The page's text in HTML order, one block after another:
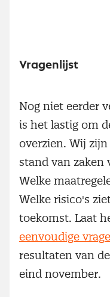
Vragenlijst
Nog niet eerder
is het lastig om
overzien. Wij
stand van zaken
Welke
Welke risico's
toekomst. Laat
eenvoudige
resultaten van
eind november.